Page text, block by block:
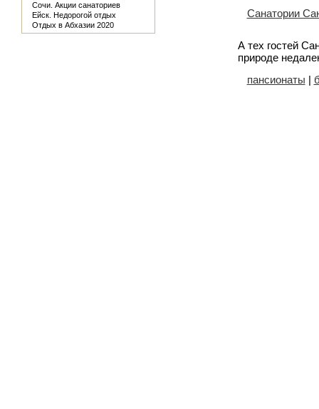
Сочи. Акции санаториев
Ейск. Недорогой отдых
Отдых в Абхазии 2020
Санатории
А тех гостей
природе
пансионаты |